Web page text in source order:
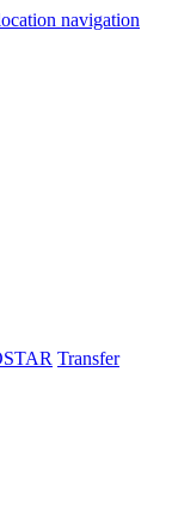
navigation
Transfer